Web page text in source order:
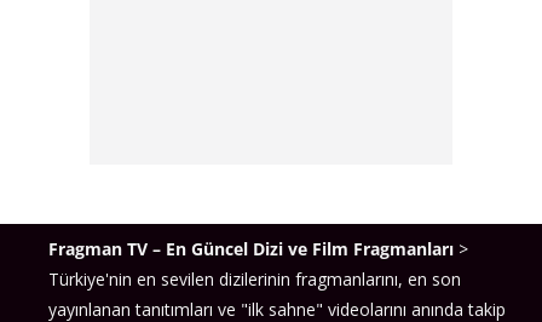
Fragman TV – En Güncel Dizi ve Film Fragmanları >
Türkiye'nin en sevilen dizilerinin fragmanlarını, en son
yayınlanan tanıtımları ve "ilk sahne" videolarını anında takip